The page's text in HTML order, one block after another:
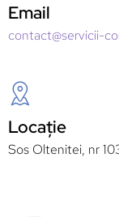
Email
contact@servicii-
Locație
Sos Oltenitei, nr